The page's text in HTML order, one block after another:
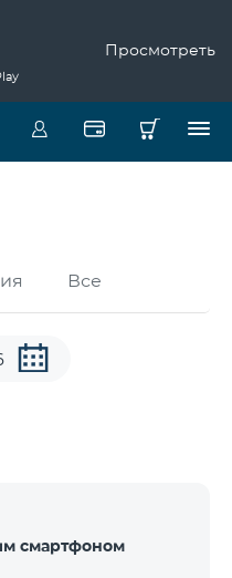
Просмотреть
Все
смартфоном